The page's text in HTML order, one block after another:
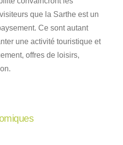
que la Sarthe est un
Ce sont autant
une activité touristique et
offres de loisirs,